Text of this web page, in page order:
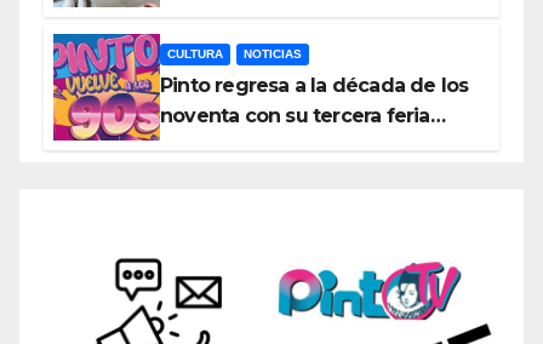
exposiciones y espectáculos
CULTURA NOTICIAS
Pinto regresa a la década de los
noventa con su tercera feria